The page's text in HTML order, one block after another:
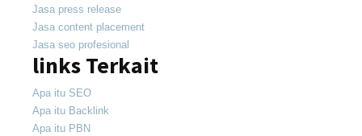
Jasa press release
Jasa content placement
Jasa seo profesional
links Terkait
Apa itu SEO
Apa itu Backlink
Apa itu PBN